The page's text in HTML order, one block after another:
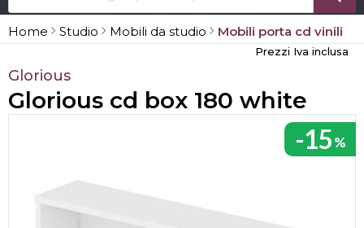
Home Studio Mobili da studio Mobili porta cd vinili
Prezzi Iva inclusa
Glorious
Glorious cd box 180 white
-15%